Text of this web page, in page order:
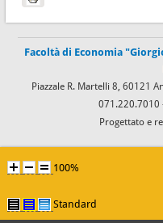
Facoltà di Economia
Piazzale R. Martelli 8, 60121
071.220.7010
Progettato e
100%
Standard